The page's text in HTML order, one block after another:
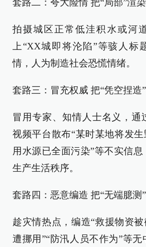
套路二：夸大险情 把“局部”渲
拍摄城区正常低洼积水或河
上“XX城即将沦陷”等骇人标
情，人为制造社会恐慌情绪。
套路三：冒充权威 把“凭空捏造
冒用专家、知情人士名义，通
视频平台散布“某时某地将发生
用水源已全面污染”等不实信
生产生活秩序。
套路四：恶意编造 把“无端臆测
趁灾情热点，编造“救援物资被
遭挪用”“防汛人员不作为”等无